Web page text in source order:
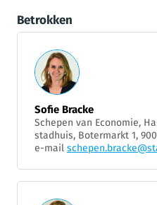
Betrokken
Sofie Bracke
Schepen van Economie,
stadhuis, Botermarkt 1,
e-mail